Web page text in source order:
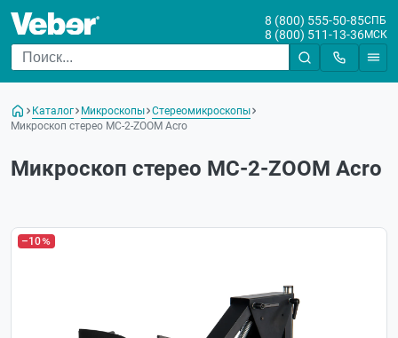
8 (800) 555-50-85СПБ
8 (800) 511-13-36МСК
Каталог Микроскопы Стереомикроскопы
Микроскоп стерео МС-2-ZOOM Acro
Микроскоп стерео МС-2-ZOOM Acro
–10